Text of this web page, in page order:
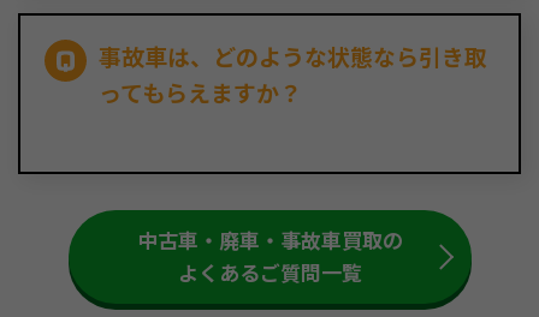
事故車は、どのような状態なら引き取
ってもらえますか？
中古車・廃車・事故車買取の
よくあるご質問一覧